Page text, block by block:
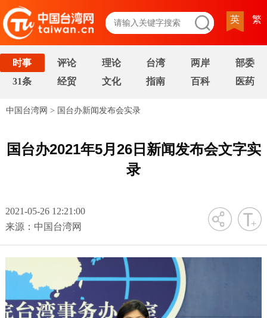
英 繁
时事 评论 理论 台湾 两岸
部委
31条
经贸 文化 指南 百科 医药
中国台湾网 > 国台办新闻发布会实录
国台办2021年5月26日新闻发布会文字实
录
2021-05-26 12:21:00
来源：中国台湾网
字号